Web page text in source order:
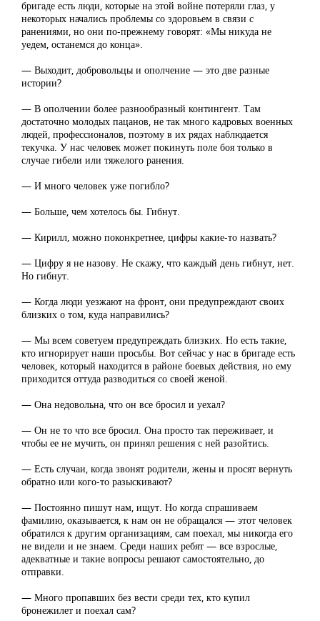
бригаде есть люди, которые на этой войне потеряли глаз, у
некоторых начались проблемы со здоровьем в связи с
ранениями, но они по-прежнему говорят: «Мы никуда не
уедем, останемся до конца».
— Выходит, добровольцы и ополчение — это две разные
истории?
— В ополчении более разнообразный контингент. Там
достаточно молодых пацанов, не так много кадровых военных
людей, профессионалов, поэтому в их рядах наблюдается
текучка. У нас человек может покинуть поле боя только в
случае гибели или тяжелого ранения.
— И много человек уже погибло?
— Больше, чем хотелось бы. Гибнут.
— Кирилл, можно поконкретнее, цифры какие-то назвать?
— Цифру я не назову. Не скажу, что каждый день гибнут, нет.
Но гибнут.
— Когда люди уезжают на фронт, они предупреждают своих
близких о том, куда направились?
— Мы всем советуем предупреждать близких. Но есть такие,
кто игнорирует наши просьбы. Вот сейчас у нас в бригаде есть
человек, который находится в районе боевых действия, но ему
приходится оттуда разводиться со своей женой.
— Она недовольна, что он все бросил и уехал?
— Он не то что все бросил. Она просто так переживает, и
чтобы ее не мучить, он принял решения с ней разойтись.
— Есть случаи, когда звонят родители, жены и просят вернуть
обратно или кого-то разыскивают?
— Постоянно пишут нам, ищут. Но когда спрашиваем
фамилию, оказывается, к нам он не обращался — этот человек
обратился к другим организациям, сам поехал, мы никогда его
не видели и не знаем. Среди наших ребят — все взрослые,
адекватные и такие вопросы решают самостоятельно, до
отправки.
— Много пропавших без вести среди тех, кто купил
бронежилет и поехал сам?